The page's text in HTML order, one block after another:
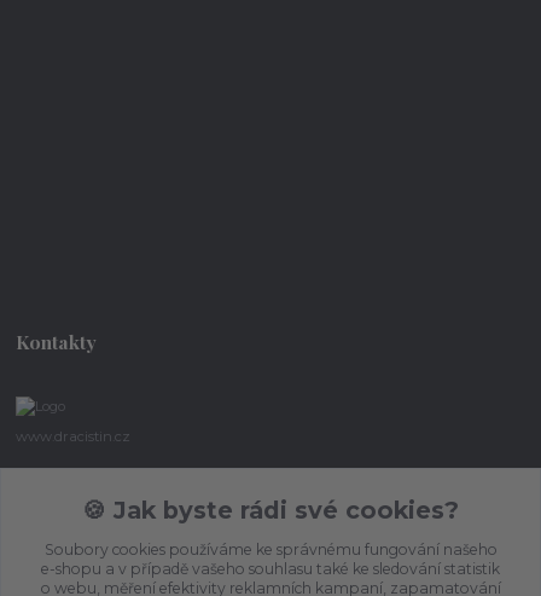
Kontakty
www.dracistin.cz
+420 737 613 735
umbragon@email.cz
🍪 Jak byste rádi své cookies?
Soubory cookies používáme ke správnému fungování našeho
e-shopu a v případě vašeho souhlasu také ke sledování statistik
o webu, měření efektivity reklamních kampaní, zapamatování